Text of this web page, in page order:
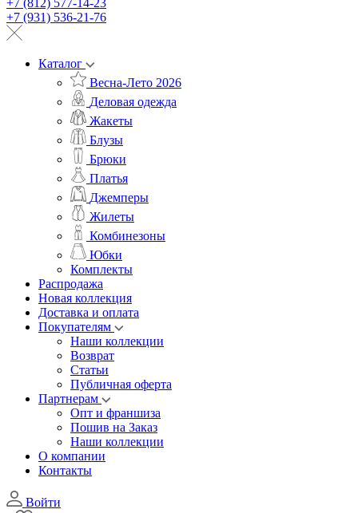
+7 (812) 577-14-23
+7 (931) 536-21-76
Каталог
Весна-Лето 2026
Деловая одежда
Жакеты
Блузы
Брюки
Платья
Джемперы
Жилеты
Комбинезоны
Юбки
Комплекты
Распродажа
Новая коллекция
Доставка и оплата
Покупателям
Наши коллекции
Возврат
Статьи
Публичная оферта
Партнерам
Опт и франшиза
Пошив на Заказ
Наши коллекции
О компании
Контакты
Войти